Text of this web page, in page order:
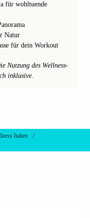
für wohltuende
Natur
für dein Workout
Nutzung des Wellness-
inklusive.
Italien
/